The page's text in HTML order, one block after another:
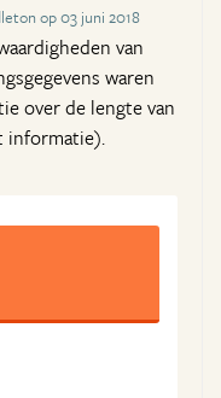
op 03 juni 2018
van
waren
over de lengte van
informatie).